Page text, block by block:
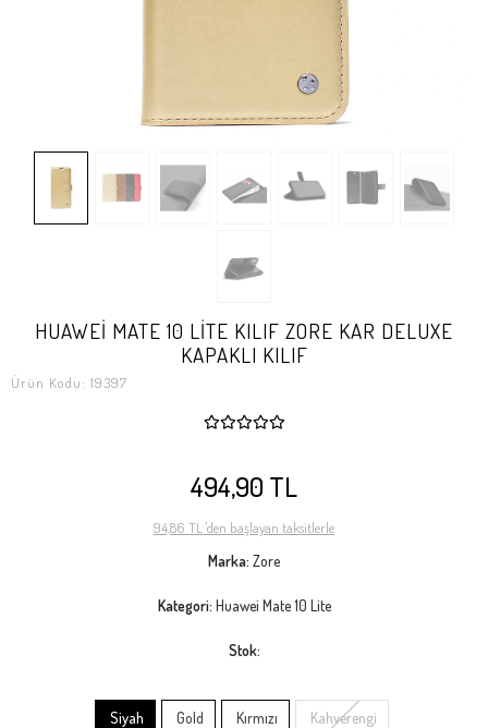
HUAWEİ MATE 10 LİTE KILIF ZORE KAR DELUXE
KAPAKLI KILIF
Ürün Kodu: 19397
494,90 TL
94,86 TL 'den başlayan taksitlerle
Marka: Zore
Kategori: Huawei Mate 10 Lite
Stok:
Siyah Gold Kırmızı Kahverengi